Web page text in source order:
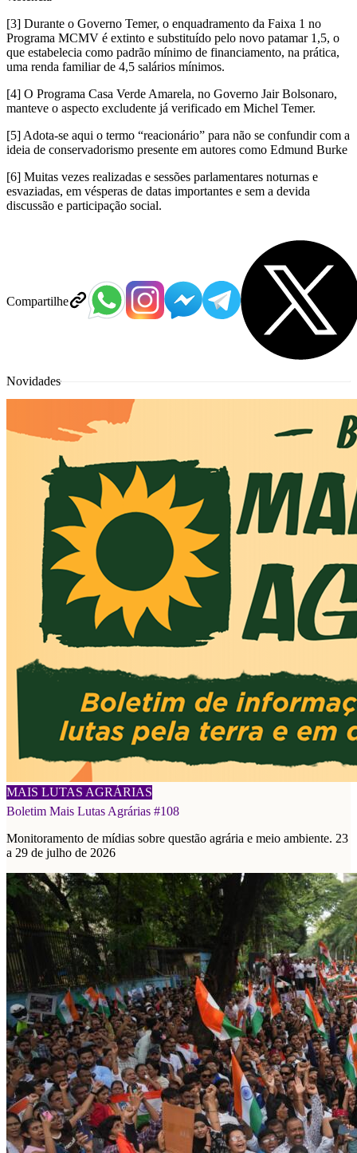
Compartilhe
[3] Durante o Governo Temer, o enquadramento da Faixa 1 no
Programa MCMV é extinto e substituído pelo novo patamar 1,5, o
que estabelecia como padrão mínimo de financiamento, na prática,
uma renda familiar de 4,5 salários mínimos.
[4] O Programa Casa Verde Amarela, no Governo Jair Bolsonaro,
manteve o aspecto excludente já verificado em Michel Temer.
[5] Adota-se aqui o termo “reacionário” para não se confundir com a
ideia de conservadorismo presente em autores como Edmund Burke
[6] Muitas vezes realizadas e sessões parlamentares noturnas e
esvaziadas, em vésperas de datas importantes e sem a devida
discussão e participação social.
Novidades
MAIS LUTAS AGRÁRIAS
03/08/2026
Boletim Mais Lutas Agrárias #108
Monitoramento de mídias sobre questão agrária e meio ambiente. 23
a 29 de julho de 2026